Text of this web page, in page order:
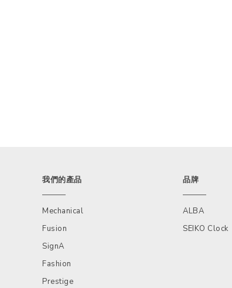
我們的產品
Mechanical
Fusion
SignA
Fashion
Prestige
品牌
ALBA
SEIKO Clock